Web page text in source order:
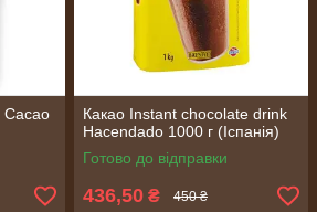
Cacao
Какао Instant chocolate drink
Hacendado 1000 г (Іспанія)
Готово до відправки
436,50 ₴ 450 ₴